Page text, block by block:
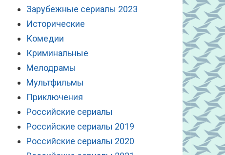
Зарубежные сериалы 2023
Исторические
Комедии
Криминальные
Мелодрамы
Мультфильмы
Приключения
Российские сериалы
Российские сериалы 2019
Российские сериалы 2020